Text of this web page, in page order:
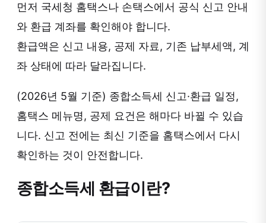
먼저 국세청 홈택스나 손택스에서 공식 신고 안내
와 환급 계좌를 확인해야 합니다.
환급액은 신고 내용, 공제 자료, 기존 납부세액, 계
좌 상태에 따라 달라집니다.
(2026년 5월 기준) 종합소득세 신고·환급 일정,
홈택스 메뉴명, 공제 요건은 해마다 바뀔 수 있습
니다. 신고 전에는 최신 기준을 홈택스에서 다시
확인하는 것이 안전합니다.
종합소득세 환급이란?